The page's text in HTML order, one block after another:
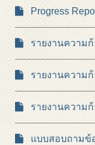
Progress
รายงานความ
รายงานความ
รายงานความ
แบบสอบถามข้